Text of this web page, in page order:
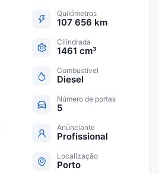
Quilómetros
107 656 km
Cilindrada
1461 cm³
Combustível
Diesel
Número de portas
5
Anúnciante
Profissional
Localização
Porto